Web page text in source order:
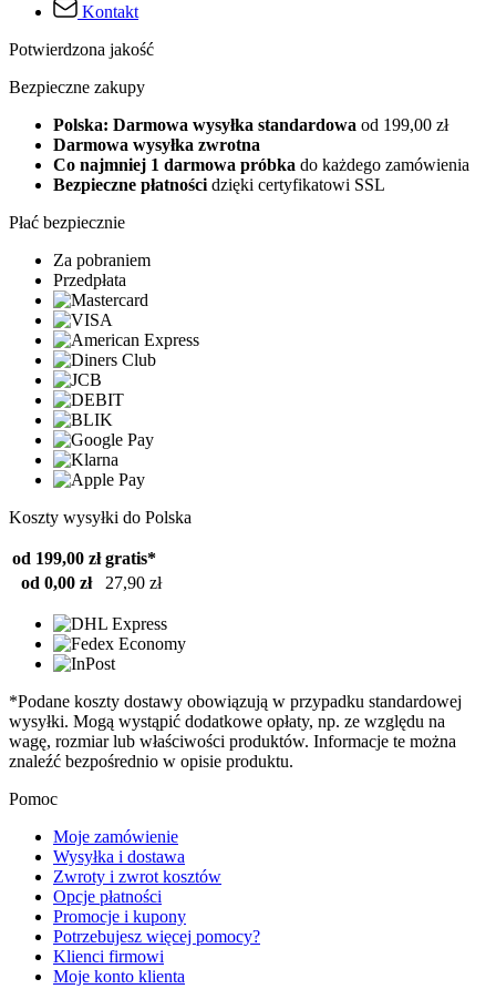
Kontakt
Potwierdzona jakość
Bezpieczne zakupy
Polska: Darmowa wysyłka standardowa od 199,00 zł
Darmowa wysyłka zwrotna
Co najmniej 1 darmowa próbka do każdego zamówienia
Bezpieczne płatności dzięki certyfikatowi SSL
Płać bezpiecznie
Za pobraniem
Przedpłata
Koszty wysyłki do Polska
od 199,00 zł gratis*
od 0,00 zł
27,90 zł
*Podane koszty dostawy obowiązują w przypadku standardowej
wysyłki. Mogą wystąpić dodatkowe opłaty, np. ze względu na
wagę, rozmiar lub właściwości produktów. Informacje te można
znaleźć bezpośrednio w opisie produktu.
Pomoc
Moje zamówienie
Wysyłka i dostawa
Zwroty i zwrot kosztów
Opcje płatności
Promocje i kupony
Potrzebujesz więcej pomocy?
Klienci firmowi
Moje konto klienta